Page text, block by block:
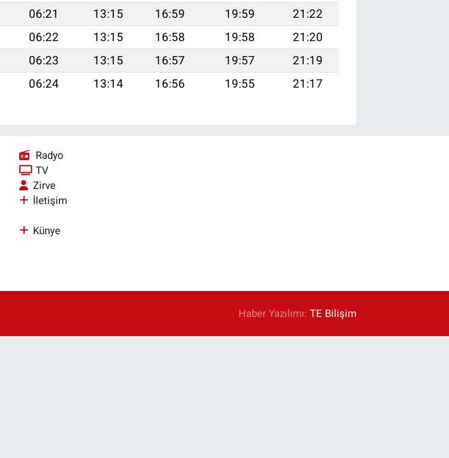
06:21 13:15 16:59 19:59
21:22
06:22 13:15 16:58 19:58
21:20
06:23 13:15 16:57 19:57
21:19
06:24 13:14 16:56 19:55 21:17
Radyo
TV
Zirve
İletişim
Künye
Haber Yazılımı:TE Bilişim